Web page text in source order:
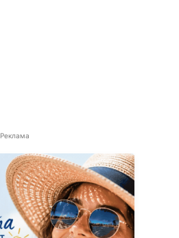
Реклама